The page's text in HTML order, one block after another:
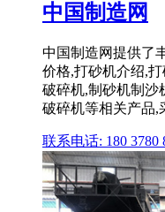
中国制造网
中国制造网提供了
价格,打砂机介绍,
破碎机,制砂机制沙
破碎机等相关产品,
联系电话: 180 3780